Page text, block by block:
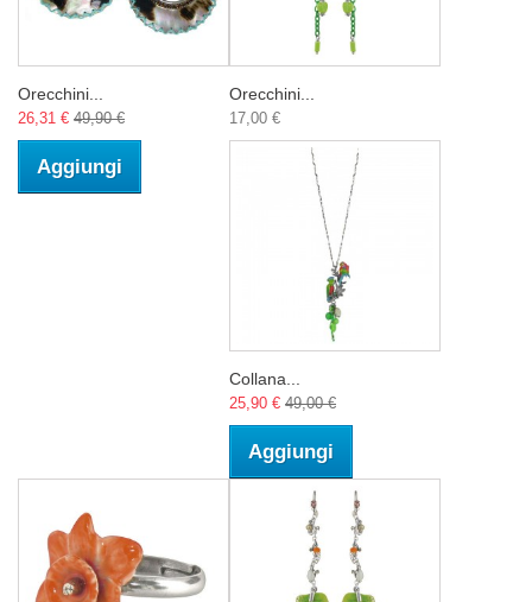
Orecchini...
26,31 € 49,90 €
Aggiungi
Orecchini...
17,00 €
Collana...
25,90 € 49,00 €
Aggiungi